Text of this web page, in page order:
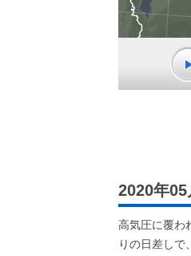
2020年
高気圧に覆わ
りの日差しで